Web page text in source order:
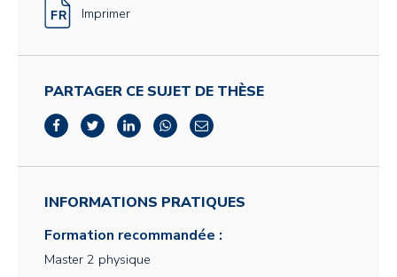
Imprimer
PARTAGER CE SUJET DE THÈSE
INFORMATIONS PRATIQUES
Formation recommandée :
Master 2 physique